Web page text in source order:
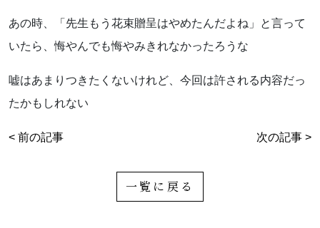
あの時、「先生もう花束贈呈はやめたんだよね」と言って
いたら、悔やんでも悔やみきれなかったろうな
嘘はあまりつきたくないけれど、今回は許される内容だっ
たかもしれない
< 前の記事 次の記事 >
一覧に戻る